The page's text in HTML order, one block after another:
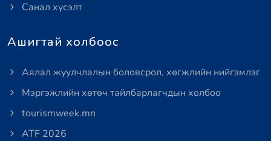
Санал хүсэлт
Ашигтай холбоос
Аялал жуулчлалын боловсрол, хөгжлийн нийгэмлэг
Мэргэжлийн хөтөч тайлбарлагчдын холбоо
tourismweek.mn
ATF 2026